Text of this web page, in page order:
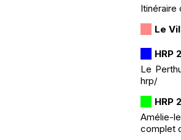
Le
HRP
Le
hrp/
HRP
Amélie-
complet